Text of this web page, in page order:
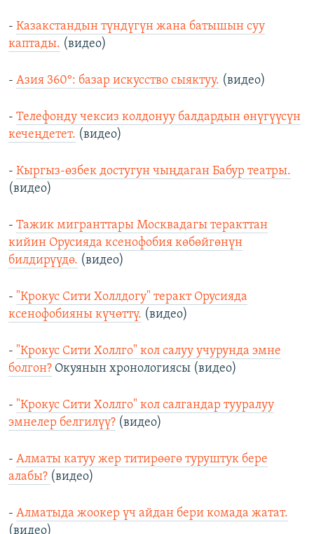
- Казакстандын түндүгүн жана батышын суу
каптады. (видео)
- Азия 360°: базар искусство сыяктуу. (видео)
- Телефонду чексиз колдонуу балдардын өнүгүүсүн
кечеңдетет. (видео)
- Кыргыз-өзбек достугун чыңдаган Бабур театры.
(видео)
- Тажик мигранттары Москвадагы теракттан
кийин Орусияда ксенофобия көбөйгөнүн
билдирүүдө. (видео)
- "Крокус Сити Холлдогу" теракт Орусияда
ксенофобияны күчөттү. (видео)
- "Крокус Сити Холлго" кол салуу учурунда эмне
болгон? Окуянын хронологиясы (видео)
- "Крокус Сити Холлго" кол салгандар тууралуу
эмнелер белгилүү? (видео)
- Алматы катуу жер титирөөгө туруштук бере
алабы? (видео)
- Алматыда жоокер үч айдан бери комада жатат.
(видео)